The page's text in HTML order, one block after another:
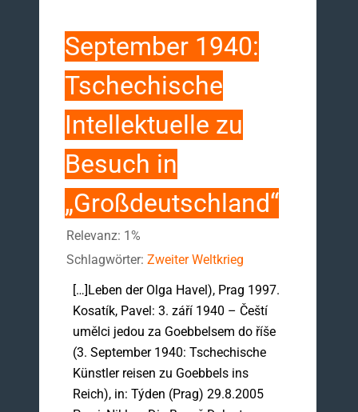
September 1940:
Tschechische
Intellektuelle zu
Besuch in
„Großdeutschland“
Relevanz: 1%
Schlagwörter: Zweiter Weltkrieg
[…]Leben der Olga Havel), Prag 1997.
Kosatík, Pavel: 3. září 1940 – Čeští
umělci jedou za Goebbelsem do říše
(3. September 1940: Tschechische
Künstler reisen zu Goebbels ins
Reich), in: Týden (Prag) 29.8.2005